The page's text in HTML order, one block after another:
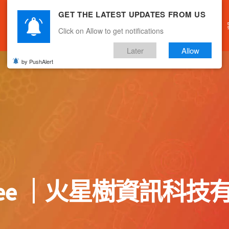
主頁 關於我們
｜火星樹資訊科技
GET THE LATEST UPDATES FROM US
Click on Allow to get notifications
Later Allow
by PushAlert